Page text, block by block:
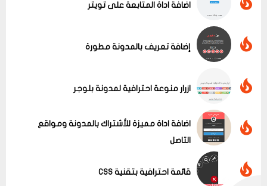
اضافة اداة المتابعة على تويتر
إضافة تعريف بالمدونة مطورة
ازرار منوعة احترافية لمدونة بلوجر
اضافة اداة مميزة للأشتراك بالمدونة ومواقع
التاصل
قائمة احترافية بتقنية CSS